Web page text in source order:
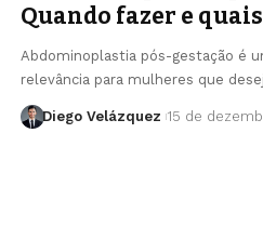
Quando fazer e
Abdominoplastia pós-gestação é
relevância para mulheres que
Diego Velázquez 15 de